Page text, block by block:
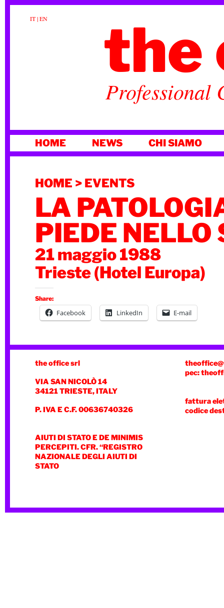
IT|EN the
Professional
AL
HOME NEWS CHI SIAMO
HOME > EVENTS
LA
PIEDE NELLO
21 maggio 1988
Trieste (Hotel Europa)
Share:
Facebook LinkedIn E-mail
the office srl
VIA SAN NICOLÒ 14
34121 TRIESTE, ITALY
P. IVA E C.F. 00636740326
AIUTI DI STATO E DE MINIMIS
PERCEPITI. CFR. “REGISTRO
NAZIONALE DEGLI AIUTI DI
STATO
pec:
fattura
codice